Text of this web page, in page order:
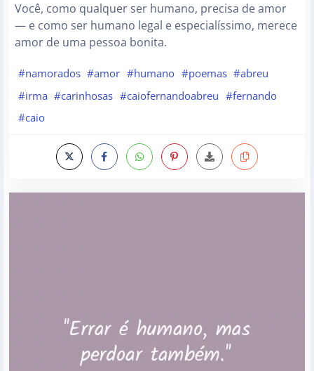
Você, como qualquer ser humano, precisa de amor
— e como ser humano legal e especialíssimo, merece
amor de uma pessoa bonita.
#namorados #amor #humano #poemas #abreu
#irma #carinhosas #caiofernandoabreu #fernando
#caio